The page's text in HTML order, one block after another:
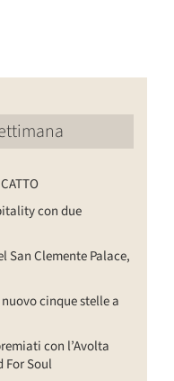
con due
San Clemente Palace,
cinque stelle a
con l’Avolta
For Soul